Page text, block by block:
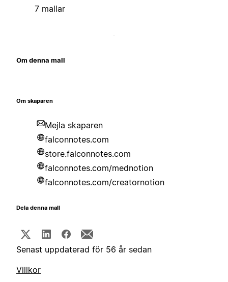
7 mallar
Om denna mall
Om skaparen
Mejla skaparen
falconnotes.com
store.falconnotes.com
falconnotes.com/mednotion
falconnotes.com/creatornotion
Dela denna mall
Senast uppdaterad för 56 år sedan
Villkor